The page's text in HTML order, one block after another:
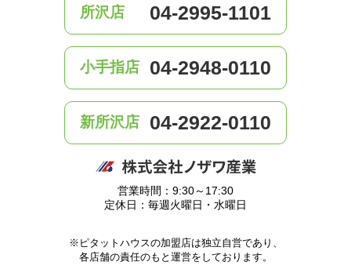
所沢店 04-2995-1101
小手指店 04-2948-0110
新所沢店 04-2922-0110
営業時間：9:30～17:30
定休日：毎週火曜日・水曜日
※ピタットハウスの加盟店は独立自営であり、
各店舗の責任のもと運営をしております。